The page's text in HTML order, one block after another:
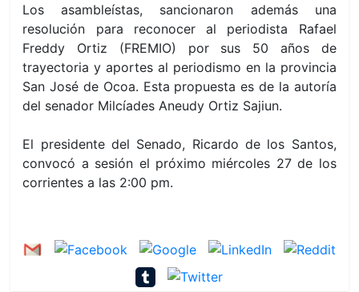
Los asambleístas, sancionaron además una
resolución para reconocer al periodista Rafael
Freddy Ortiz (FREMIO) por sus 50 años de
trayectoria y aportes al periodismo en la provincia
San José de Ocoa. Esta propuesta es de la autoría
del senador Milcíades Aneudy Ortiz Sajiun.
El presidente del Senado, Ricardo de los Santos,
convocó a sesión el próximo miércoles 27 de los
corrientes a las 2:00 pm.